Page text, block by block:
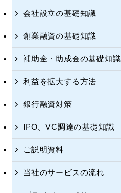
会社設立の基礎知識
創業融資の基礎知識
補助金・助成金の基礎知識
利益を拡大する方法
銀行融資対策
IPO、VC調達の基礎知識
ご説明資料
当社のサービスの流れ